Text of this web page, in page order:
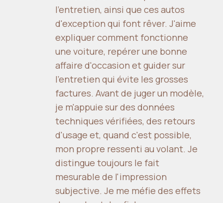
l'entretien, ainsi que ces autos
d'exception qui font rêver. J'aime
expliquer comment fonctionne
une voiture, repérer une bonne
affaire d'occasion et guider sur
l'entretien qui évite les grosses
factures. Avant de juger un modèle,
je m'appuie sur des données
techniques vérifiées, des retours
d'usage et, quand c'est possible,
mon propre ressenti au volant. Je
distingue toujours le fait
mesurable de l'impression
subjective. Je me méfie des effets